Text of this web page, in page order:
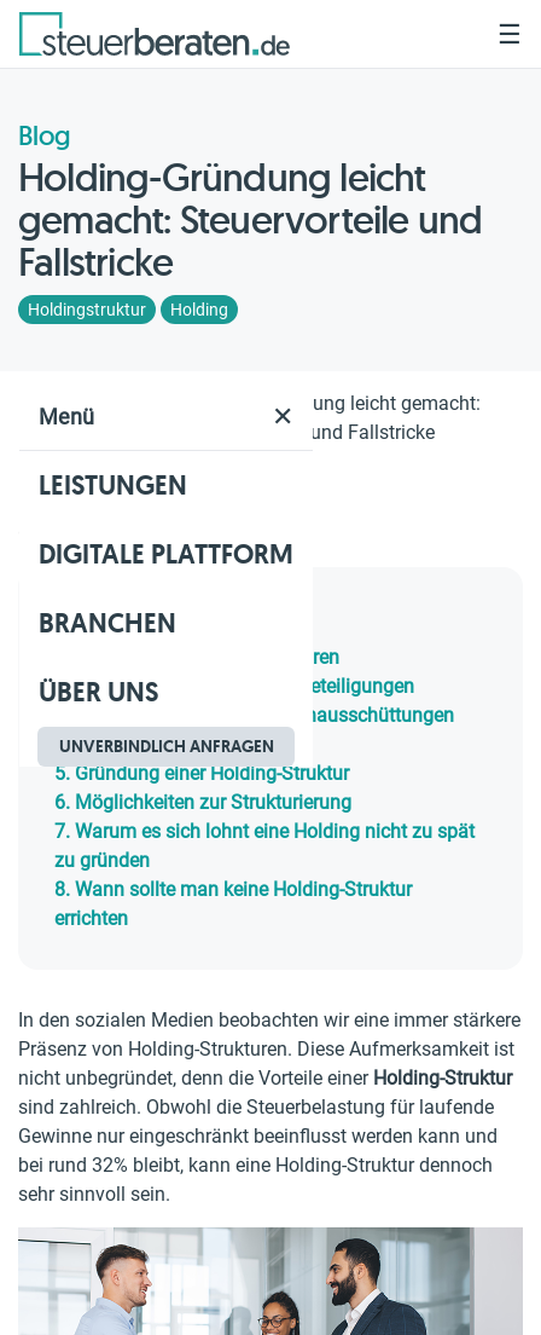
Menü ✕
LEISTUNGEN
DIGITALE PLATTFORM
BRANCHEN
ÜBER UNS
UNVERBINDLICH ANFRAGEN
☰
Blog
Holding-Gründung leicht
gemacht: Steuervorteile und
Fallstricke
Holdingstruktur Holding
Home
Holding-Gründung leicht gemacht:
Steuervorteile und Fallstricke
Inhaltsverzeichnis
Vorteile von Holding-Strukturen
2. Vorteile beim Verkauf von Beteiligungen
Vorteile für laufende Gewinnausschüttungen
4. Vorteile für Kapitalanlagen
5. Gründung einer Holding-Struktur
6. Möglichkeiten zur Strukturierung
7. Warum es sich lohnt eine Holding nicht zu spät
zu gründen
8. Wann sollte man keine Holding-Struktur
errichten
In den sozialen Medien beobachten wir eine immer stärkere
Präsenz von Holding-Strukturen. Diese Aufmerksamkeit ist
nicht unbegründet, denn die Vorteile einer Holding-Struktur
sind zahlreich. Obwohl die Steuerbelastung für laufende
Gewinne nur eingeschränkt beeinflusst werden kann und
bei rund 32% bleibt, kann eine Holding-Struktur dennoch
sehr sinnvoll sein.